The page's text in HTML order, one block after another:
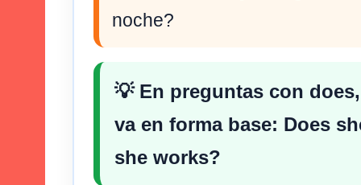
noche?
💡 En preguntas con does
va en forma base: Does
she works?